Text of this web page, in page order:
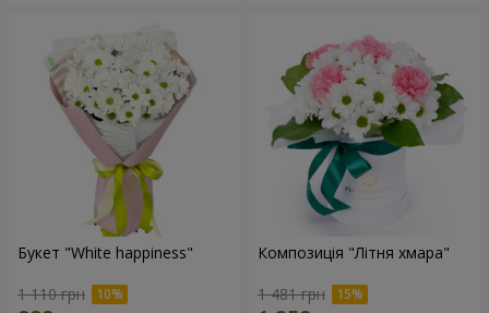
Букет "White happiness"
1 110 грн
Композиція "Літня хмара"
1 481 грн